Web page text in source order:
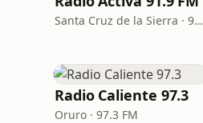
Santa Cruz de la Sierra · 91.9 FM
Radio Caliente 97.3
Oruro · 97.3 FM